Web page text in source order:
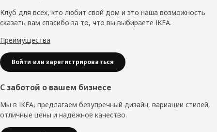
колонтитул
Клуб для всех, кто любит свой дом и это наша возможность
сказать вам спасибо за то, что вы выбираете IKEA.
Преимущества
Войти или зарегистрироваться
С заботой о вашем бизнесе
Мы в IKEA, предлагаем безупречный дизайн, вариации стилей,
отличные цены и надёжное качество.